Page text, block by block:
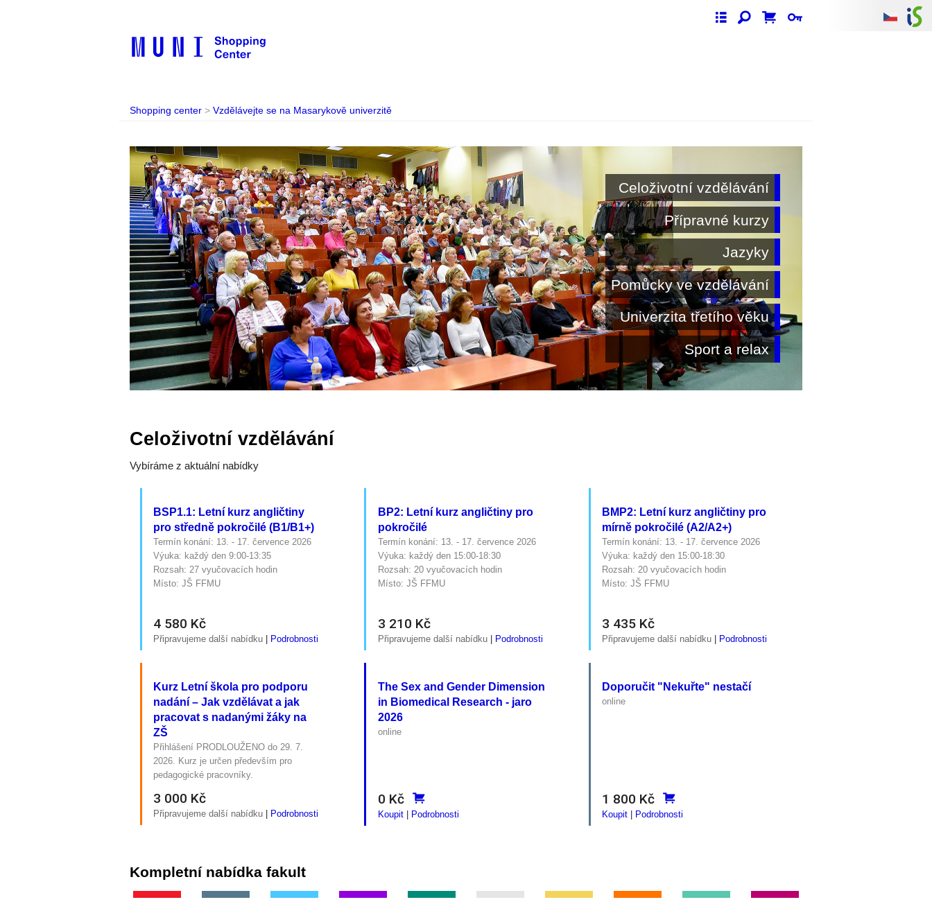
Shopping center > Vzdělávejte se na Masarykově univerzitě
Celoživotní vzdělávání
Přípravné kurzy
Jazyky
Pomůcky ve vzdělávání
Univerzita třetího věku
Sport a relax
Celoživotní vzdělávání
Vybíráme z aktuální nabídky
BSP1.1: Letní kurz angličtiny
pro středně pokročilé (B1/B1+)
Termín konání: 13. - 17. července 2026
Výuka: každý den 9:00-13:35
Rozsah: 27 vyučovacích hodin
Místo: JŠ FFMU
4 580 Kč
Připravujeme další nabídku Podrobnosti
BP2: Letní kurz angličtiny pro
pokročilé
Termín konání: 13. - 17. července 2026
Výuka: každý den 15:00-18:30
Rozsah: 20 vyučovacích hodin
Místo: JŠ FFMU
3 210 Kč
Připravujeme další nabídku Podrobnosti
BMP2: Letní kurz angličtiny pro
mírně pokročilé (A2/A2+)
Termín konání: 13. - 17. července 2026
Výuka: každý den 15:00-18:30
Rozsah: 20 vyučovacích hodin
Místo: JŠ FFMU
3 435 Kč
Připravujeme další nabídku Podrobnosti
Kurz Letní škola pro podporu
nadání – Jak vzdělávat a jak
pracovat s nadanými žáky na
ZŠ
Přihlášení PRODLOUŽENO do 29. 7.
2026. Kurz je určen především pro
pedagogické pracovníky.
3 000 Kč
Připravujeme další nabídku Podrobnosti
The Sex and Gender Dimension
in Biomedical Research - jaro
2026
online
0 Kč
Koupit Podrobnosti
Doporučit "Nekuřte" nestačí
online
1 800 Kč
Koupit Podrobnosti
Kompletní nabídka fakult